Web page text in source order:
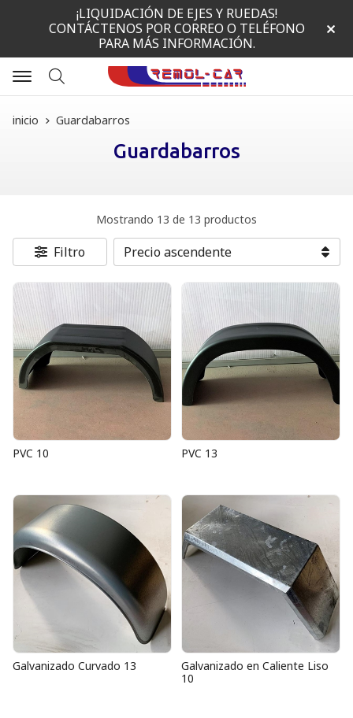
¡LIQUIDACIÓN DE EJES Y RUEDAS!
CONTÁCTENOS POR CORREO O TELÉFONO
PARA MÁS INFORMACIÓN.
Buscar
inicio Guardabarros
Guardabarros
Mostrando 13 de 13 productos
Filtro
PVC 10 PVC 13
Galvanizado Curvado 13
Galvanizado en Caliente Liso
10